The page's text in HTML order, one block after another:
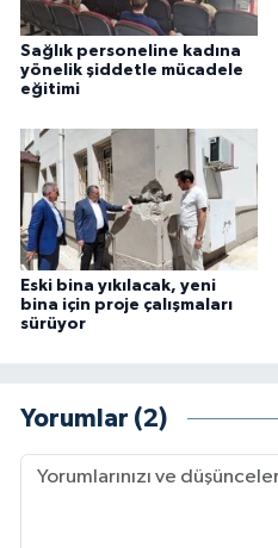
Sağlık personeline kadına
yönelik şiddetle mücadele
eğitimi
Eski bina yıkılacak, yeni
bina için proje çalışmaları
sürüyor
Yorumlar (2)